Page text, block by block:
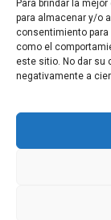
Para brindar la
para almacenar y/o
consentimiento
como el
este sitio. No dar su
negativamente a
20 febrero, 2026
Los
en Tucumán.
creciente…
Javier Milei
luna de